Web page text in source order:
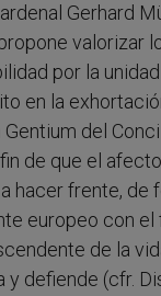
Gerhard
valorizar
por la
en la
del
de que el
hacer frente, de
europeo con
de la
y defiende (cfr.